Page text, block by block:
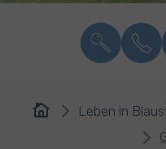
Leben in